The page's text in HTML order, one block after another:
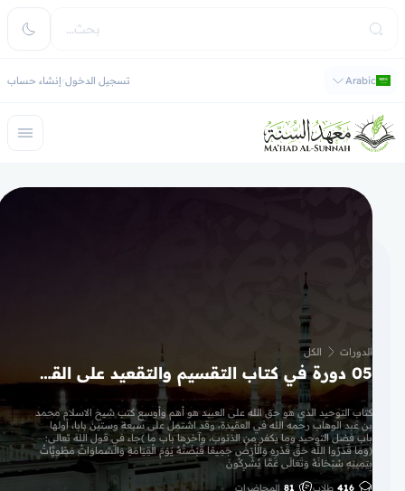
Arabic تسجيل الدخول إنشاء حساب
الدورات الكل
05 دورة في كتاب التقسيم والتقعيد على القول المفيد شرح كتاب التوحيد الذي هو حق الله على العبيد، من أهم وأوسع كتب الإمام المجدد، ومن أفضل مؤلف في هذا الباب، دراسة عن بعد شرح مختصر مع اختبار الكتروني وإجازة إلى المؤلف الإمام المجدد رحمه الله
كتاب التوحيد الذي هو حق الله على العبيد هو أهم وأوسع كتب شيخ الاسلام محمد
بن عبد الوهاب رحمه الله في العقيدة، وقد اشتمل على سبعة وستين بابا، أولها
باب فضل التوحيد وما يكفر من الذنوب، وآخرها باب ما )جاء في قول الله تعالى:
(وَمَا قَدَرُوا اللَّهَ حَقَّ قَدْرِهِ وَالْأَرْضُ جَمِيعًا قَبْضَتُهُ يَوْمَ الْقِيَامَةِ وَالسَّماوَاتُ مَطْوِيَّاتٌ
بِيَمِينِهِ سُبْحَانَهُ وَتَعَالَى عَمَّا يُشْرِكُونَ
416 طلاب 81 المحاضرات